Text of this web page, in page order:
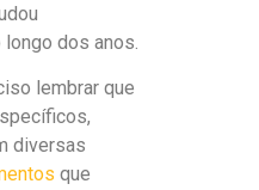
dos anos.
lembrar que
diversas
que